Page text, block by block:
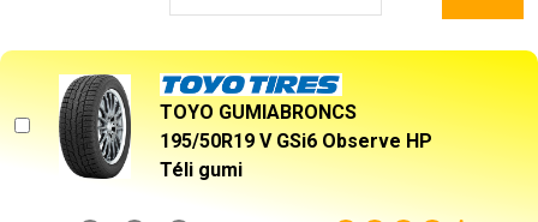
TOYO GUMIABRONCS
195/50R19 V GSi6 Observe HP
Téli gumi